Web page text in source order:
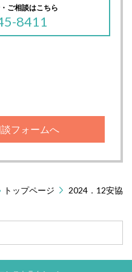
ご相談はこちら
8411
フォームへ
トップページ 2024．12安協